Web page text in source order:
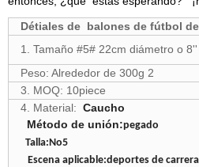
Détiales de balones de fútbol
1. Tamaño #5# 22cm diámetro o
Peso: Alrededor de 300g 2
3. MOQ: 10piece
4. Material: Caucho
Método de unión:pegado
Talla:No5
Escena aplicable:deportes de